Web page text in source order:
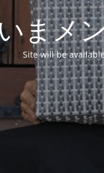
まメ
Site will be